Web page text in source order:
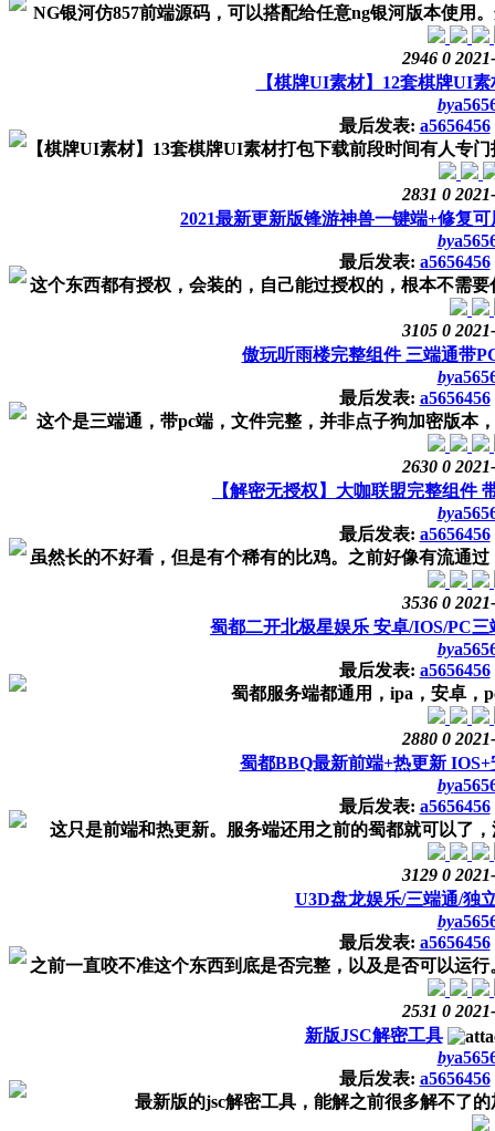
NG银河仿857前端源码，可以搭配给任意ng银河版本使用
2946 0
【棋牌UI素材】12套棋牌UI
by
最后发表: a5656456
【棋牌UI素材】13套棋牌UI素材打包下载前段时间有人专
2831 0
2021最新更新版锋游神兽一键端+修复
by
最后发表: a5656456
这个东西都有授权，会装的，自己能过授权的，根本不需
3105 0
傲玩听雨楼完整组件 三端通带
by
最后发表: a5656456
这个是三端通，带pc端，文件完整，并非点子狗加密版本
2630 0
【解密无授权】大咖联盟完整组件
by
最后发表: a5656456
虽然长的不好看，但是有个稀有的比鸡。之前好像有流通
3536 0
蜀都二开北极星娱乐 安卓/IOS/PC
by
最后发表: a5656456
蜀都服务端都通用，ipa，安卓，
2880 0
蜀都BBQ最新前端+热更新
by
最后发表: a5656456
这只是前端和热更新。服务端还用之前的蜀都就可以了
3129 0
U3D盘龙娱乐/三端通/独
by
最后发表: a5656456
之前一直咬不准这个东西到底是否完整，以及是否可以运
2531 0
新版JSC解密工具
by
最后发表: a5656456
最新版的jsc解密工具，能解之前很多解不了